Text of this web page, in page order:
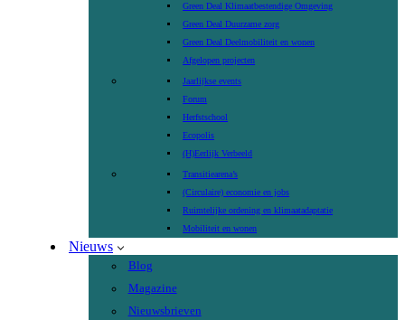
Green Deal Klimaatbestendige Omgeving
Green Deal Duurzame zorg
Green Deal Deelmobiliteit en wonen
Afgelopen projecten
Jaarlijkse events
Forum
Herfstschool
Ecopolis
(H)Eerlijk Verbeeld
Transitiearena’s
(Circulaire) economie en jobs
Ruimtelijke ordening en klimaatadaptatie
Mobiliteit en wonen
Nieuws
Blog
Magazine
Nieuwsbrieven